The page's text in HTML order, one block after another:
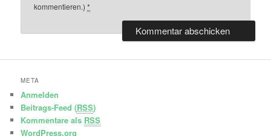
kommentieren.)*
META
Anmelden
Beitrags-Feed (RSS)
Kommentare als RSS
WordPress.org